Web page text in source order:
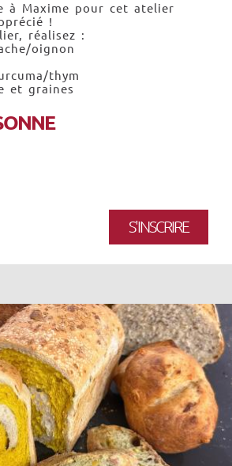
à Maxime pour cet atelier
!
réalisez :
oignon
thym
et graines
S'INSCRIRE